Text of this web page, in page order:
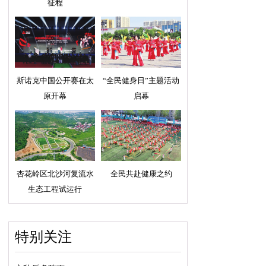
征程
斯诺克中国公开赛在太
原开幕
“全民健身日”主题活动
启幕
杏花岭区北沙河复流水
生态工程试运行
全民共赴健康之约
特别关注